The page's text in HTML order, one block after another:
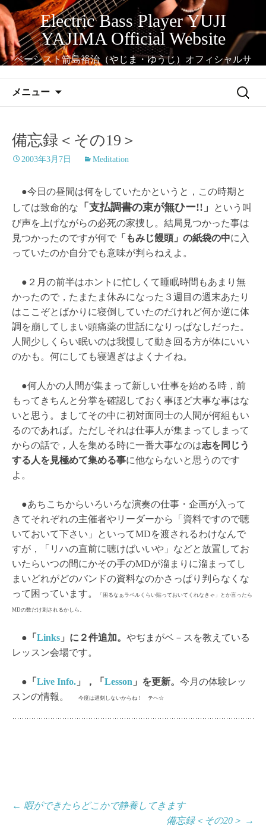
コ
ン
テ
ン
ツ
へ
Electric Bass Player YUJI
YAJIMA Official Website
ベーシスト箭島裕治（やじま・ゆうじ）オフィシャルサ
メニュー
検
備忘録＜その19＞
2003年3月7日 Meditation
●今日の昼間は何をしていたかというと，この時期と
しては致命的な
「支払調書の束が無ひー!!」
という叫
び声を上げながらの必死の家捜し。結局見つかった事は
見つかったのですが何で 「もみじ饅頭」の紙袋の中に入
っていたのか自分でも意味が判らねえよ。
●２月の前半はホントに忙しくて睡眠時間もあまり無
かったので，たまたま休みになった３週目の週末あたり
はここぞとばかりに寝倒していたのだけれど何か逆に体
調を崩してしまい頭痛薬の世話になりっぱなしだった。
人間少しくらい眠いのは我慢して動き回る方が体にいい
のかも。何にしても寝過ぎはよくナイね。
●何人かの人間が集まって新しい仕事を始める時，前
もってきちんと分掌を確認しておく事ほど大事な事はな
いと思う。ましてその中に初対面同士の人間が何組もい
るのであれば。ただしそれは仕事人が集まってしまって
からの話で，人を集める時に一番大事なのは志を同じう
する人を見極めて集める事に他ならないと思うのです
よ。
●あちこちからいろいろな演奏の仕事・企画が入って
きてそれぞれの主催者やリーダーから「資料ですので聴
いておいて下さい」といってMDを渡されるわけなんで
すが，「リハの直前に聴けばいいや」などと放置してお
いたらいつの間にかその手のMDが溜まりに溜まってし
まいどれがどのバンドの資料なのかさっぱり判らなくな
って困っています。
「困るなぁラベルくらい貼っておいてくれなきゃ」とか言ったら
MDの数だけ刺されるかしら。
● 「 Links 」に２件追加。 やぢまがベ－スを教えている
レッスン会場です。
● 「 Live Info. 」，「 Lesson 」を更新。 今月の体験レッ
スンの情報。
今度は遅刻しないからね！ テヘ☆
投← 暇ができたらどこかで静養してきます
備忘録＜その20＞ →